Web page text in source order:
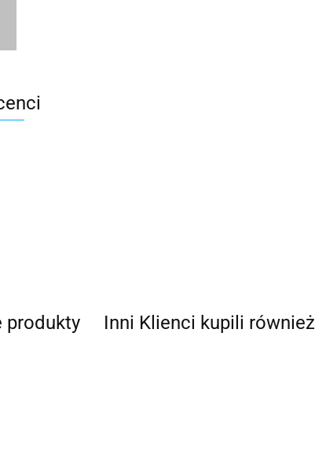
produkty Inni Klienci kupili również